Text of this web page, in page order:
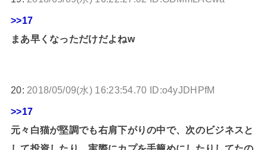
>>17
まあ早くなっただけだよねw
20: 2018/05/09(水) 16:23:54.70 ID:o4yJDHPfM
>>17
元々白猫が堅調でも右肩下がりの中で、次のビジネスと